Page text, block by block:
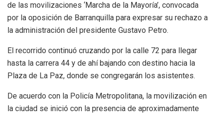
de las movilizaciones ‘Marcha de la Mayoría’, convocada
por la oposición de Barranquilla para expresar su rechazo a
la administración del presidente Gustavo Petro.
El recorrido continuó cruzando por la calle 72 para llegar
hasta la carrera 44 y de ahí bajando con destino hacia la
Plaza de La Paz, donde se congregarán los asistentes.
De acuerdo con la Policía Metropolitana, la movilización en
la ciudad se inició con la presencia de aproximadamente